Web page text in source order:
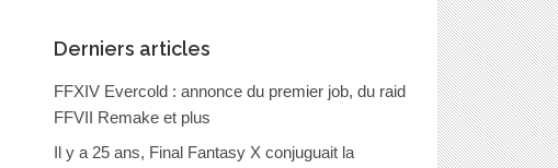
Derniers articles
FFXIV Evercold : annonce du premier job, du raid
FFVII Remake et plus
Il y a 25 ans, Final Fantasy X conjuguait la